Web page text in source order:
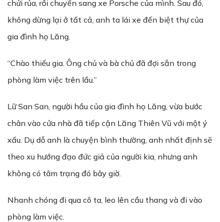
chửi rủa, rồi chuyển sang xe Porsche của mình. Sau đó,
không dừng lại ở tất cả, anh ta lái xe đến biệt thự của
gia đình họ Lăng.
“Chào thiếu gia. Ông chủ và bà chủ đã đợi sẵn trong
phòng làm việc trên lầu.”
Lữ San San, người hầu của gia đình họ Lăng, vừa bước
chân vào cửa nhà đã tiếp cận Lăng Thiên Vũ với một ý
xấu. Dụ dỗ anh là chuyện bình thường, anh nhất định sẽ
theo xu hướng đạo đức giả của người kia, nhưng anh
không có tâm trạng đó bây giờ.
Nhanh chóng đi qua cô ta, leo lên cầu thang và đi vào
phòng làm việc.